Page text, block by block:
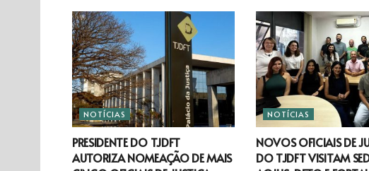
NOTÍCIAS
PRESIDENTE DO TJDFT
AUTORIZA NOMEAÇÃO DE MAIS
NOTÍCIAS
NOVOS OFICIAIS DE
DO TJDFT VISITAM